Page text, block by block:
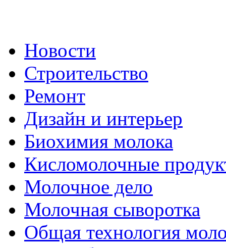
Новости
Строительство
Ремонт
Дизайн и интерьер
Биохимия молока
Кисломолочные
Молочное дело
Молочная сыворотка
Общая технология